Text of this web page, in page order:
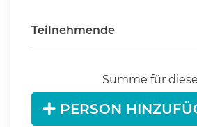
Teilnehmende
Summe für
PERSON